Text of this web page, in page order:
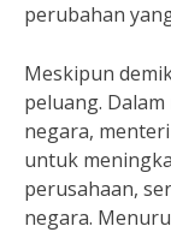
perubahan
Meskipun
peluang.
negara,
untuk
perusahaan,
negara.